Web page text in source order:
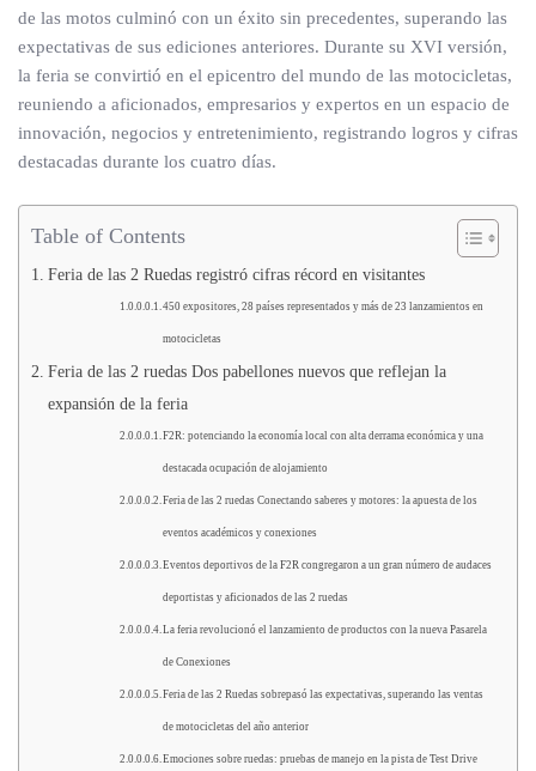
de las motos culminó con un éxito sin precedentes, superando las
expectativas de sus ediciones anteriores. Durante su XVI versión,
la feria se convirtió en el epicentro del mundo de las motocicletas,
reuniendo a aficionados, empresarios y expertos en un espacio de
innovación, negocios y entretenimiento, registrando logros y cifras
destacadas durante los cuatro días.
Table of Contents
Feria de las 2 Ruedas registró cifras récord en visitantes
450 expositores, 28 países representados y más de 23 lanzamientos en
motocicletas
Feria de las 2 ruedas Dos pabellones nuevos que reflejan la
expansión de la feria
F2R: potenciando la economía local con alta derrama económica y una
destacada ocupación de alojamiento
Feria de las 2 ruedas Conectando saberes y motores: la apuesta de los
eventos académicos y conexiones
Eventos deportivos de la F2R congregaron a un gran número de audaces
deportistas y aficionados de las 2 ruedas
La feria revolucionó el lanzamiento de productos con la nueva Pasarela
de Conexiones
Feria de las 2 Ruedas sobrepasó las expectativas, superando las ventas
de motocicletas del año anterior
Emociones sobre ruedas: pruebas de manejo en la pista de Test Drive